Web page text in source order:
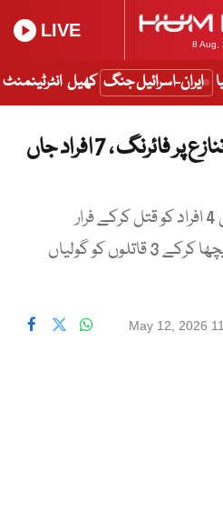
8 Aug,
LIVE
ایران-اسرائیل جنگ کھیل انٹرٹینمنٹ
نوشہرہ میں راستے کے تنازع پر فائرنگ ، 7 افراد جاں
اجرتی قاتل میاں عیسیٰ میں 4 افراد کو قتل کرکے فرار
ہوئے ، گاؤں کے لوگوں نے پیچھا کرکے 3 قاتلوں کو گولیاں
May 12, 2026